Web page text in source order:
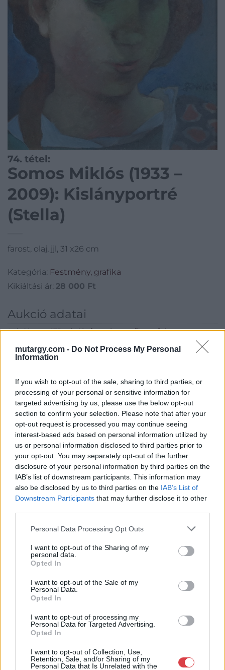
mutargy.com - Do Not Process My Personal
Information
If you wish to opt-out of the sale, sharing to third parties, or
processing of your personal or sensitive information for
targeted advertising by us, please use the below opt-out
section to confirm your selection. Please note that after your
opt-out request is processed you may continue seeing
interest-based ads based on personal information utilized by
us or personal information disclosed to third parties prior to
your opt-out. You may separately opt-out of the further
disclosure of your personal information by third parties on the
IAB’s list of downstream participants. This information may
also be disclosed by us to third parties on the IAB’s List of
Downstream Participants that may further disclose it to other
Personal Data Processing Opt Outs
I want to opt-out of the Sharing of my
personal data.
Opted In
I want to opt-out of the Sale of my
Personal Data.
Opted In
I want to opt-out of processing my
Personal Data for Targeted Advertising.
Opted In
I want to opt-out of Collection, Use,
Retention, Sale, and/or Sharing of my
Personal Data that Is Unrelated with the
74. tétel:
Somos Miklós (1933 –
2009): Kislányportré
(Stella)
farost, olaj, jjl, 31 x26 cm
Kategória: Festmény, grafika
Kikiáltási ár: 28 000 Ft
Aukció adatai
Aukció neve:175.aukció - festmény, grafika, műtárgy
Aukció dátuma: 2020.03.11
Aukció ideje: 18:00
Aukció helye: II. Zsigmond tér 8.
Tételszám: 74
Eladó adatai
Eladó:Műgyűjtők Háza Kft.
Cím: Dudás Attila
Műgyűjtők Háza kft.
Budapest
1023.Bp. Zsigmond tér 11.
1023
Telefon: 18008123
Weboldal:
Bemutatkozás: 2013 nyarán nyitottuk meg Galériánkat
Budapesten, a II. kerületben. Célunk, hogy az eladók optimális
rendszeresen tudják gazdagítani gyűjteményüket változatos
kínálatunkból. Ezért is rendezünk minden második héten,
18.00 óráig várjuk szeretettel az érdeklődőket.